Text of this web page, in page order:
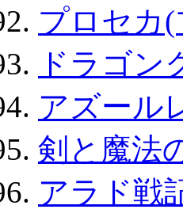
プロセカ
ドラゴン
アズール
剣と魔法
アラド戦